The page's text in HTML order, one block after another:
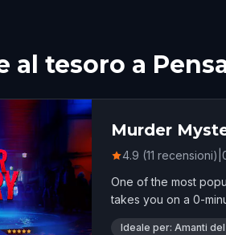
al tesoro a
Murder
4.9 (11 recensioni)
One of the most
takes you on a 0-
Ideale per: Amanti